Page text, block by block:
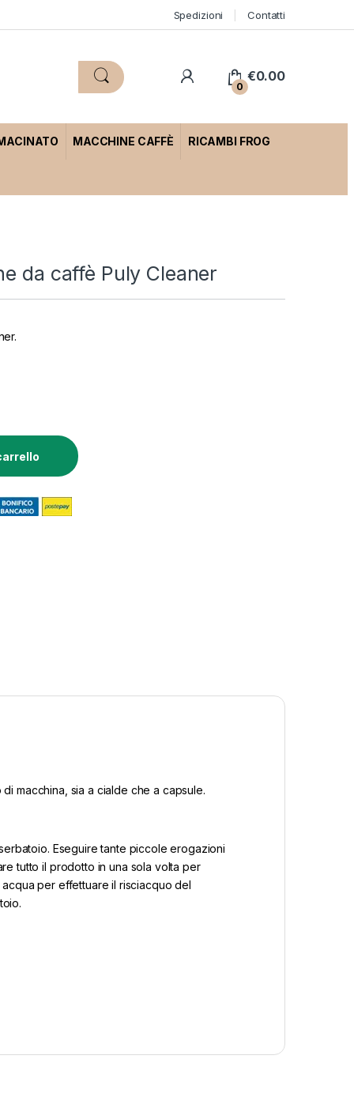
Spedizioni Contatti
0
€0.00
MACCHINE CAFFÈ RICAMBI FROG
da caffè Puly Cleaner
quantity
di macchina, sia a cialde che a capsule.
Eseguire tante piccole erogazioni
tutto il prodotto in una sola volta per
per effettuare il risciacquo del